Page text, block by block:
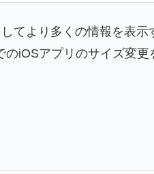
てより多くの情報を表示
iOSアプリのサイズ変